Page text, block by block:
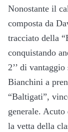
Nonostante il
composta da
tracciato della
conquistando
2’’ di
Bianchini a
“Baltigati”,
generale.
la vetta della